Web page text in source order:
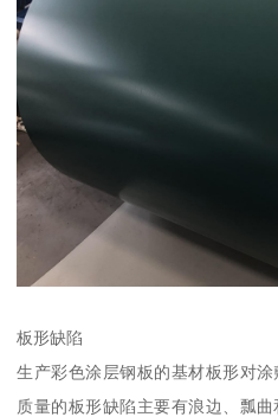
板形缺陷
生产彩色涂层钢板的基材板形对
质量的板形缺陷主要有浪边、瓢